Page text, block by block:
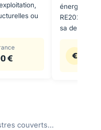
ou
€
RE2020,
sa
€
couverts…